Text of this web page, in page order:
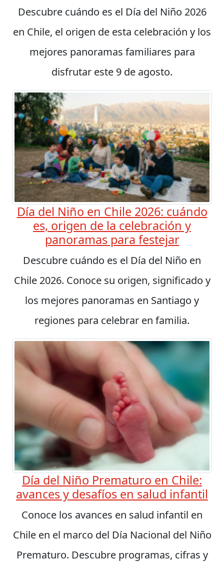
Descubre cuándo es el Día del Niño 2026
en Chile, el origen de esta celebración y los
mejores panoramas familiares para
disfrutar este 9 de agosto.
Día del Niño en Chile 2026: cuándo
es, origen de la celebración y
panoramas para festejar
Descubre cuándo es el Día del Niño en
Chile 2026. Conoce su origen, significado y
los mejores panoramas en Santiago y
regiones para celebrar en familia.
Día del Niño Prematuro en Chile:
avances y desafíos en salud infantil
Conoce los avances en salud infantil en
Chile en el marco del Día Nacional del Niño
Prematuro. Descubre programas, cifras y